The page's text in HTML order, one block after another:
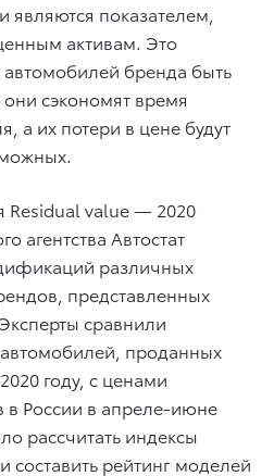
являются показателем,
активам. Это
бренда быть
сэкономят время
а их потери в цене будут
Residual value — 2020
агентства Автостат
различных
представленных
сравнили
проданных
году, с ценами
России в апреле-июне
рассчитать индексы
составить рейтинг моделей